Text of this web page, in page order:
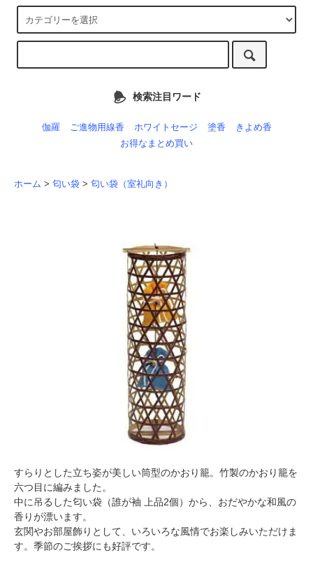
検索注目ワード
伽羅 ご進物用線香 ホワイトセージ 塗香
きよめ香
お得なまとめ買い
ホーム > 匂い袋 > 匂い袋（室礼向き）
すらりとした立ち姿が美しい筒型のかおり籠。竹製のかおり籠を
六つ目に編みました。
中に吊るした匂い袋（誰が袖 上品2個）から、おだやかな和風の
香りが漂います。
玄関やお部屋飾りとして、いろいろな風情でお楽しみいただけま
す。季節のご挨拶にも好評です。